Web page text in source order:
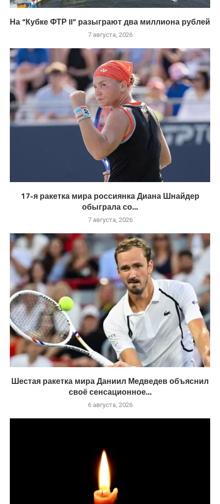
На “Кубке ФТР II” разыграют два миллиона рублей
7 августа, 2026
17-я ракетка мира россиянка Диана Шнайдер
обыграла со...
7 августа, 2026
Шестая ракетка мира Даниил Медведев объяснил
своё сенсационное...
6 августа, 2026